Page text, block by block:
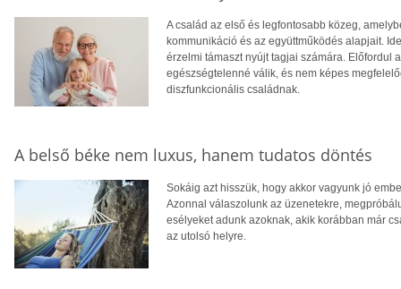
A család az első és legfontosabb közeg,
kommunikáció és az együttműködés alapjait.
érzelmi támaszt nyújt tagjai számára. Előfordul
egészségtelenné válik, és nem képes
diszfunkcionális családnak.
A belső béke nem luxus, hanem tudatos döntés
Sokáig azt hisszük, hogy akkor vagyunk jó
Azonnal válaszolunk az üzenetekre,
esélyeket adunk azoknak, akik korábban már
az utolsó helyre.